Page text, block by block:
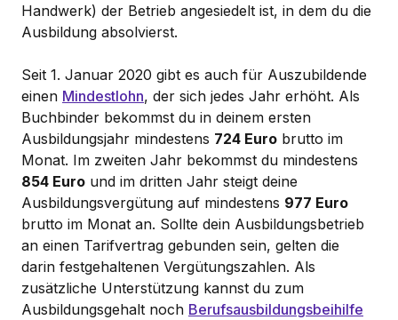
Handwerk) der Betrieb angesiedelt ist, in dem du die
Ausbildung absolvierst.
Seit 1. Januar 2020 gibt es auch für Auszubildende
einen Mindestlohn, der sich jedes Jahr erhöht. Als
Buchbinder bekommst du in deinem ersten
Ausbildungsjahr mindestens 724 Euro brutto im
Monat. Im zweiten Jahr bekommst du mindestens
854 Euro und im dritten Jahr steigt deine
Ausbildungsvergütung auf mindestens 977 Euro
brutto im Monat an. Sollte dein Ausbildungsbetrieb
an einen Tarifvertrag gebunden sein, gelten die
darin festgehaltenen Vergütungszahlen. Als
zusätzliche Unterstützung kannst du zum
Ausbildungsgehalt noch Berufsausbildungsbeihilfe